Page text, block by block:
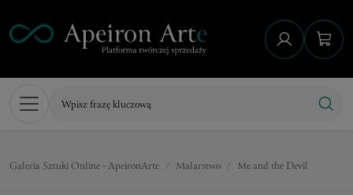
Galeria Sztuki Online - ApeironArte Malarstwo Me and the Devil